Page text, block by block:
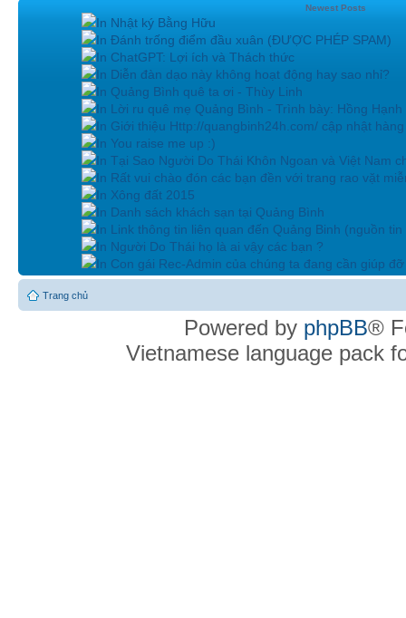
Newest Posts
In Nhật ký Bằng Hữu
In Đánh trống điểm đầu xuân (ĐƯỢC PHÉP SPAM)
In ChatGPT: Lợi ích và Thách thức
In Diễn đàn dạo này không hoạt động hay sao nhỉ?
In Quảng Bình quê ta ơi - Thùy Linh
In Lời ru quê mẹ Quảng Bình - Trình bày: Hồng Hạnh
In Giới thiệu Http://quangbinh24h.com/ cập nhật
In You raise me up :)
In Tại Sao Người Do Thái Khôn Ngoan và Việt Nam
In Rất vui chào đón các bạn đền với trang rao vặt
In Xông đất 2015
In Danh sách khách sạn tại Quảng Bình
In Link thông tin liên quan đến Quảng Binh (nguồn tin
In Người Do Thái họ là ai vậy các bạn ?
In Con gái Rec-Admin của chúng ta đang cần giúp
Trang chủ
Powered by phpBB®
Vietnamese language pack